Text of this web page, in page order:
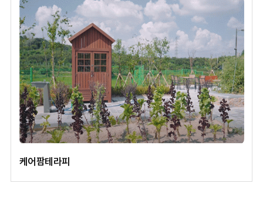
케어팜테라피